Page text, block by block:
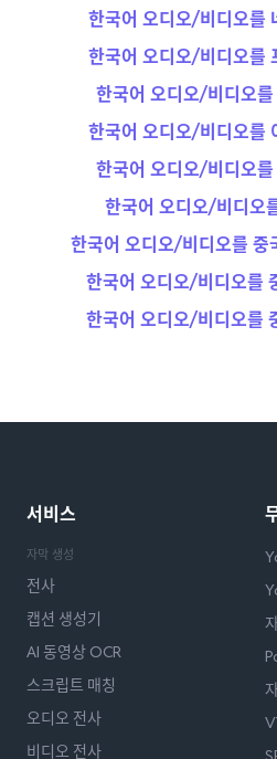
한국어 오디오/비디오를
한국어 오디오/비디오를
한국어 오디오/비디오
한국어 오디오/비디오를
한국어 오디오/비디오
한국어 오디오/비디오
한국어 오디오/비디오를 중
한국어 오디오/비디오를
한국어 오디오/비디오를
서비스
자막 생성
전사
캡션 생성기
AI 동영상 OCR
스크립트 매칭
오디오 전사
비디오 전사